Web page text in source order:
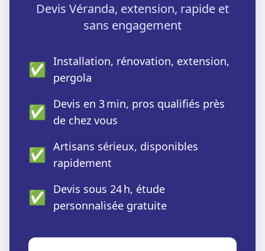
Devis Véranda, extension, rapide et
sans engagement
✅ Installation, rénovation, extension,
pergola
✅ Devis en 3 min, pros qualifiés près
de chez vous
✅ Artisans sérieux, disponibles
rapidement
✅ Devis sous 24 h, étude
personnalisée gratuite